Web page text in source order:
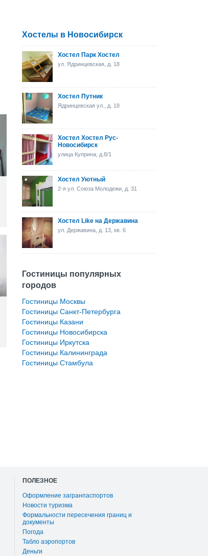
Хостелы в Новосибирск
Хостел Парк Хостел
ул. Ядринцевская, д. 18
Хостел Путник
Ядринцевская ул., д. 18
Хостел Хостел Рус-
Новосибирск
улица Куприна, д.8/1
Хостел Уютный
2-я ул. Союза Молодежи, д. 31
Хостел Like на Державина
ул. Державина, д. 13, кв. 6
Гостиницы популярных
городов
Гостиницы Москвы
Гостиницы Санкт-Петербурга
Гостиницы Казани
Гостиницы Новосибирска
Гостиницы Иркутска
Гостиницы Калининграда
Гостиницы Стамбула
ПОЛЕЗНОЕ
Оформление загранпаспортов
Новости туризма
Формальности пересечения границ и
документы
Погода
Табло аэропортов
Деньги